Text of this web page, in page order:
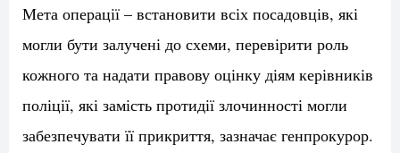
Мета операції – встановити всіх посадовців, які
могли бути залучені до схеми, перевірити роль
кожного та надати правову оцінку діям керівників
поліції, які замість протидії злочинності могли
забезпечувати її прикриття, зазначає генпрокурор.